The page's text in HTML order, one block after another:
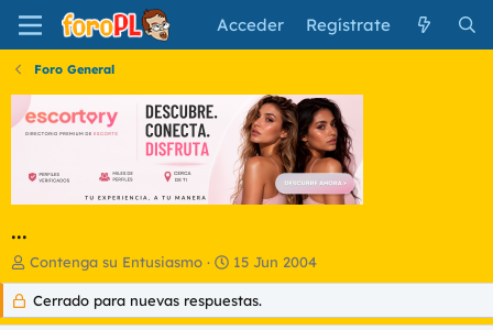
Acceder Regístrate
Foro General
...
I
n
c
Contenga su Entusiasmo
F
e
c
h
15 Jun 2004
Cerrado para nuevas respuestas.